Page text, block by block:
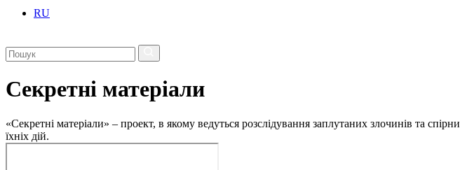
RU
Секретні матеріали
«Секретні матеріали» – проект, в якому ведуться розслідування заплутаних злочинів та
їхніх дій.